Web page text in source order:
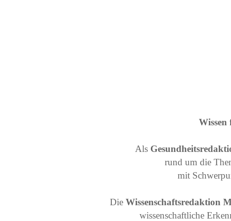
Als
rund um die
mit
Die Wissenschaftsredaktion
wissenschaftliche